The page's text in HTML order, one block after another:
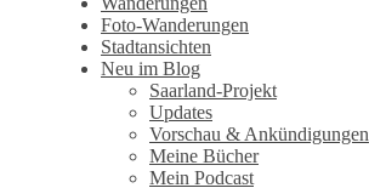
Foto-Wanderungen
Stadtansichten
Neu im Blog
Saarland-Projekt
Updates
Vorschau & Ankündigungen
Meine Bücher
Mein Podcast